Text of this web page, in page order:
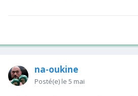
na-oukine
Posté(e) le 5 mai